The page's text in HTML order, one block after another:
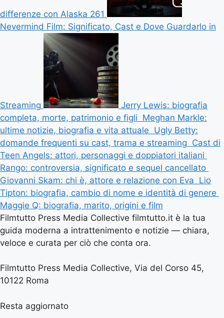
differenze con Alaska 261
Nevermind Film: Significato, Cast e Dove Guardarlo in
Streaming
Jerry Lewis: biografia
completa, morte, patrimonio e figli Meghan Markle:
ultime notizie, biografia e vita attuale Ugly Betty:
domande frequenti su cast, trama e streaming Cast di
Teen Angels: attori, personaggi e doppiatori italiani
Rango: controversia, significato e sequel cancellato
Giovanni Skam: chi è, attore e relazione con Eva Lio
Tipton: biografia, cambio di nome e identità di genere
Maggie Q: biografia, marito, origini e film
Filmtutto Press Media Collective filmtutto.it è la tua
guida moderna a intrattenimento e notizie — chiara,
veloce e curata per ciò che conta ora.
Filmtutto Press Media Collective, Via del Corso 45,
10122 Roma
Resta aggiornato